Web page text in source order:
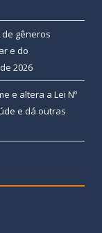
de gêneros
e do
2026
e altera a Lei Nº
e dá outras